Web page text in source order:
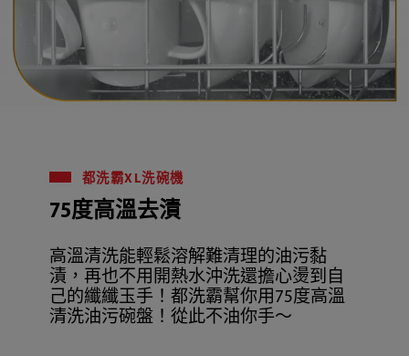
都洗霸XL洗碗機
75度高溫去漬
高溫清洗能輕鬆溶解難清理的油污黏
漬，再也不用開熱水沖洗還擔心燙到自
己的纖纖玉手！都洗霸幫你用75度高溫
清洗油污碗盤！從此不油你手～